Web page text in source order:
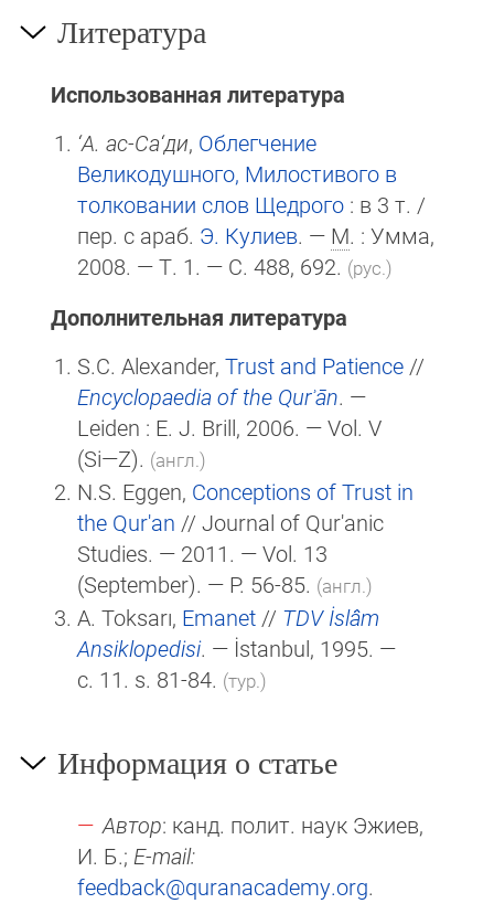
Литература
Использованная литература
‘А. ас-Са‘ди, Облегчение
Великодушного, Милостивого в
толковании слов Щедрого : в 3 т. /
пер. с араб. Э. Кулиев. — М. : Умма,
2008. — Т. 1. — С. 488, 692. (рус.)
Дополнительная литература
S.C. Alexander, Trust and Patience //
Encyclopaedia of the Qurʾān. —
Leiden : E. J. Brill, 2006. — Vol. V
(Si—Z). (англ.)
N.S. Eggen, Conceptions of Trust in
the Qur'an // Journal of Qur'anic
Studies. — 2011. — Vol. 13
(September). — P. 56-85. (англ.)
A. Toksarı, Emanet // TDV İslâm
Ansiklopedisi. — İstanbul, 1995. —
c. 11. s. 81-84. (тур.)
Информация о статье
Автор: канд. полит. наук Эжиев,
И. Б.; E-mail:
feedback@quranacademy.org.